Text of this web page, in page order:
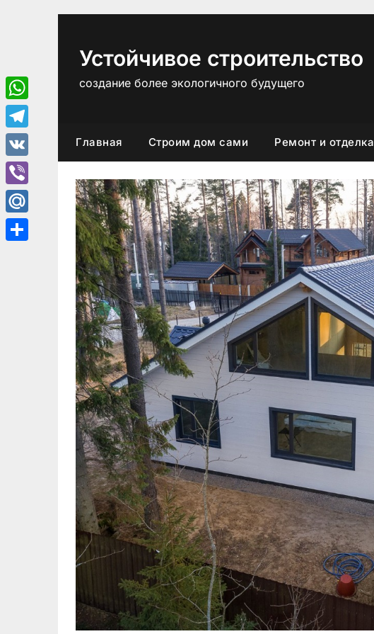
Устойчивое строительство
создание более экологичного будущего
Главная Строим дом сами Ремонт и отделка
WhatsApp
Telegram
VK
Viber
Mail.Ru